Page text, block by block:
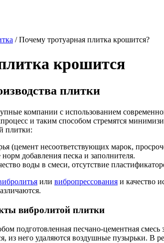
/ Почему тротуарная плитка крошится?
крошится
плитки
компании с использованием
и таким способом стремятся
плитки:
(цемент несоответствующих марок,
добавления песка и заполнителя.
воды в смеси, отсутствие
или вибропрессования и качество
вибролитой плитки
подготовленная песчано-цементная
из него удаляются воздушные пузырьки. В